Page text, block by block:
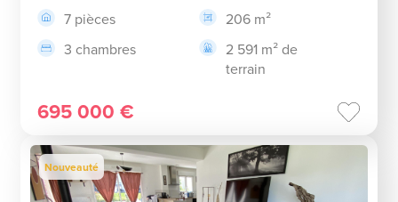
7 pièces
206 m²
3 chambres
2 591 m² de
terrain
695 000 €
Nouveauté